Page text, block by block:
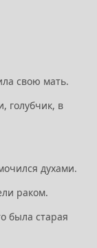
свою мать.
голубчик, в
духами.
раком.
была старая